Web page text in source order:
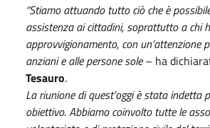
“Stiamo attuando tutto ciò che è
assistenza ai cittadini, soprattutto a chi
approvvigionamento, con un’attenzione
anziani e alle persone sole– ha
Tesauro.
La riunione di quest’oggi è stata indetta
obiettivo. Abbiamo coinvolto tutte le